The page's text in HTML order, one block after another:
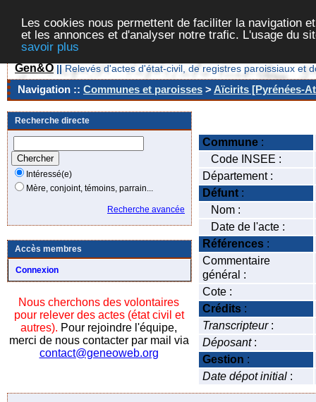
Les cookies nous permettent de faciliter la navigation
et les annonces et d'analyser notre trafic. L'usage du
savoir plus
Gen&O || Relevés d'actes d'état-civil, de registres paroissiaux et
Navigation :: Communes et paroisses >Aïcirits [Pyrénées-
Recherche directe
Intéressé(e)
Mère, conjoint, témoins, parrain...
Recherche avancée
Accès membres
Connexion
Nous cherchons des volontaires
pour relever des actes (état civil et
autres). Pour rejoindre l'équipe,
merci de nous contacter par mail via
contact@geneoweb.org
Commune :
Code INSEE :
Département :
Défunt :
Nom :
Date de l'acte :
Références :
Commentaire
général :
Cote :
Crédits :
Transcripteur:
Déposant:
Gestion :
Date dépot initial :